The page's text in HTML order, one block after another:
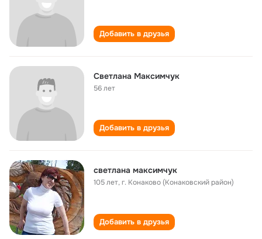
Добавить в друзья
Светлана Максимчук
56 лет
Добавить в друзья
светлана максимчук
105 лет,г. Конаково (Конаковский район)
Добавить в друзья